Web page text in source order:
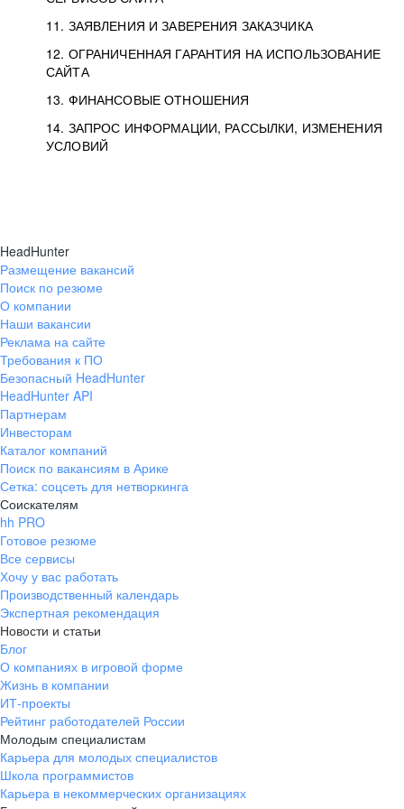
11. ЗАЯВЛЕНИЯ И ЗАВЕРЕНИЯ ЗАКАЗЧИКА
12. ОГРАНИЧЕННАЯ ГАРАНТИЯ НА ИСПОЛЬЗОВАНИЕ
САЙТА
13. ФИНАНСОВЫЕ ОТНОШЕНИЯ
14. ЗАПРОС ИНФОРМАЦИИ, РАССЫЛКИ, ИЗМЕНЕНИЯ
УСЛОВИЙ
HeadHunter
Размещение вакансий
Поиск по резюме
О компании
Наши вакансии
Реклама на сайте
Требования к ПО
Безопасный HeadHunter
HeadHunter API
Партнерам
Инвесторам
Каталог компаний
Поиск по вакансиям в Арике
Сетка: соцсеть для нетворкинга
Соискателям
hh PRO
Готовое резюме
Все сервисы
Хочу у вас работать
Производственный календарь
Экспертная рекомендация
Новости и статьи
Блог
О компаниях в игровой форме
Жизнь в компании
ИТ-проекты
Рейтинг работодателей России
Молодым специалистам
Карьера для молодых специалистов
Школа программистов
Карьера в некоммерческих организациях